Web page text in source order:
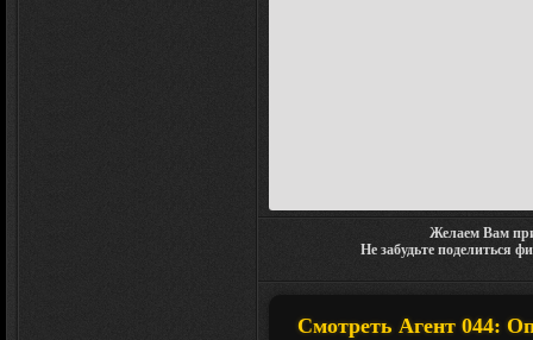
Желаем Вам
Не забудьте поделиться
Смотреть Агент 044: